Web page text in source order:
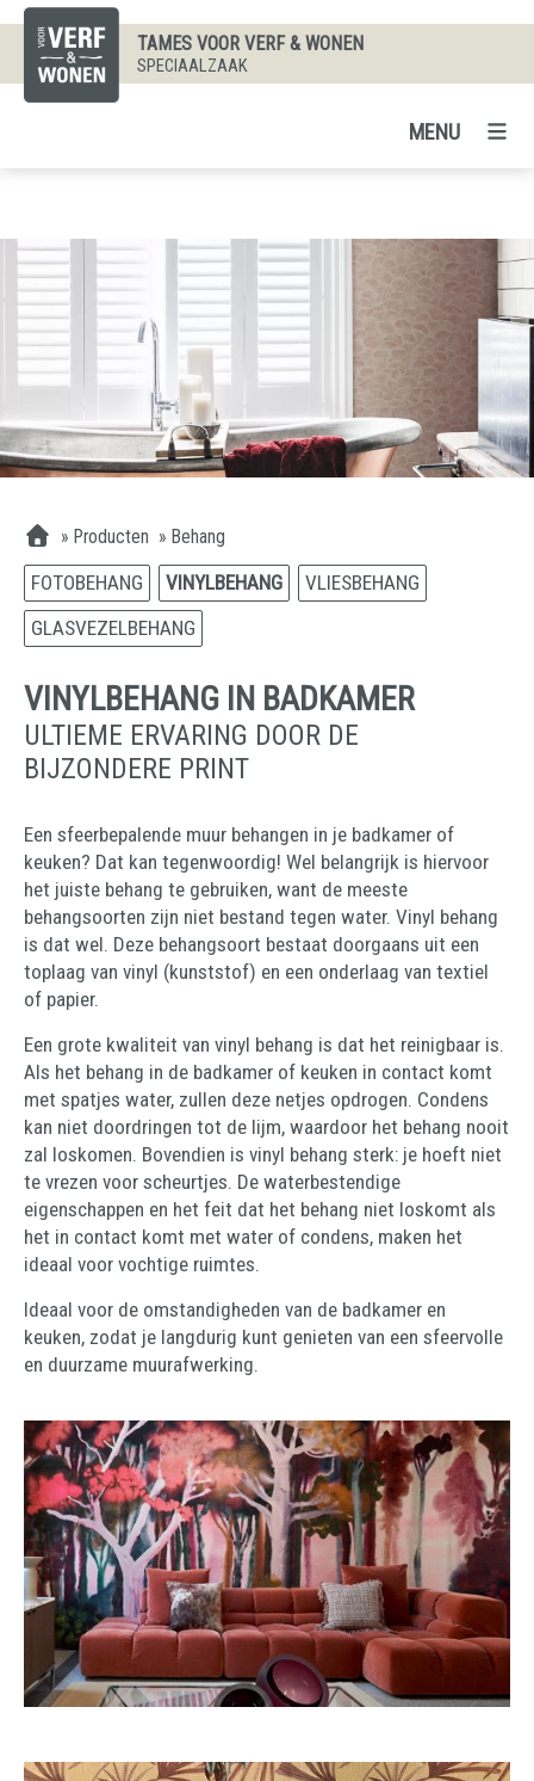
TAMES VOOR VERF & WONEN
SPECIAALZAAK
MENU
» Producten » Behang
FOTOBEHANG VINYLBEHANG
VLIESBEHANG
GLASVEZELBEHANG
VINYLBEHANG IN BADKAMER
ULTIEME ERVARING DOOR DE
BIJZONDERE PRINT
Een sfeerbepalende muur behangen in je badkamer of
keuken? Dat kan tegenwoordig! Wel belangrijk is hiervoor
het juiste behang te gebruiken, want de meeste
behangsoorten zijn niet bestand tegen water. Vinyl behang
is dat wel. Deze behangsoort bestaat doorgaans uit een
toplaag van vinyl (kunststof) en een onderlaag van textiel
of papier.
Een grote kwaliteit van vinyl behang is dat het reinigbaar is.
Als het behang in de badkamer of keuken in contact komt
met spatjes water, zullen deze netjes opdrogen. Condens
kan niet doordringen tot de lijm, waardoor het behang nooit
zal loskomen. Bovendien is vinyl behang sterk: je hoeft niet
te vrezen voor scheurtjes. De waterbestendige
eigenschappen en het feit dat het behang niet loskomt als
het in contact komt met water of condens, maken het
ideaal voor vochtige ruimtes.
Ideaal voor de omstandigheden van de badkamer en
keuken, zodat je langdurig kunt genieten van een sfeervolle
en duurzame muurafwerking.